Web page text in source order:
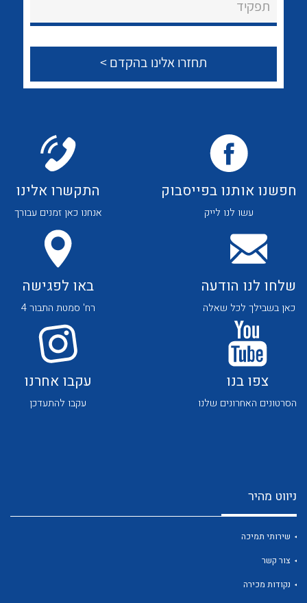
צור קשר
לכל מוצרי היצרן
לכל מוצרי היצרן
לכל מוצרי היצרן
תפקיד
חפשנו אותנו בפייסבוק
עשו לנו לייק
התקשרו אלינו
אנחנו כאן זמנים עבורך
שלחו לנו הודעה
כאן בשבילך לכל שאלה
באו לפגישה
רח' סמטת התבור 4
צפו בנו
הסרטונים האחרונים שלנו
עקבו אחרנו
עקבו להתעדכן
ניווט מהיר
שירותי תמיכה
צור קשר
נקודות מכירה